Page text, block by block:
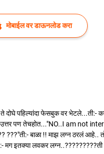
मोबाईल वर डाऊनलोड करा
पहिल्यांदा फेसबुक वर भेटले...ती:-
पण तेचहोत..."NO..I am not
???"ती:- बाळा !! माझ लग्न ठरलं
इतक्या लवकर लग्न..?????????ती